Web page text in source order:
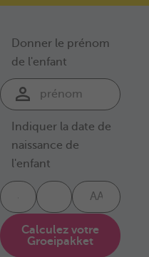
Donner le prénom
de l'enfant
Indiquer la date de
naissance de
l'enfant
Calculez votre
Groeipakket